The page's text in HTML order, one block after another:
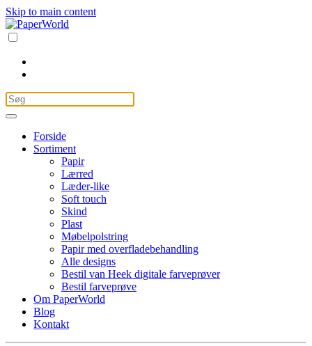
Skip to main content
Forside
Sortiment
Papir
Lærred
Læder-like
Soft touch
Skind
Plast
Møbelpolstring
Papir med overfladebehandling
Alle designs
Bestil van Heek digitale farveprøver
Bestil farveprøve
Om PaperWorld
Blog
Kontakt